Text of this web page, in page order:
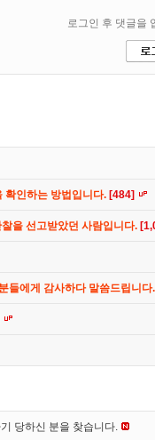
확인하는 방법입니다. [484]
을 선고받았던 사람입니다.
들에게 감사하다 말씀드립니다.
당하신 분을 찾습니다.